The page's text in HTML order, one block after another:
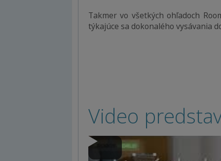
Takmer vo všetkých ohľadoch
týkajúce sa dokonalého vysávania
Video